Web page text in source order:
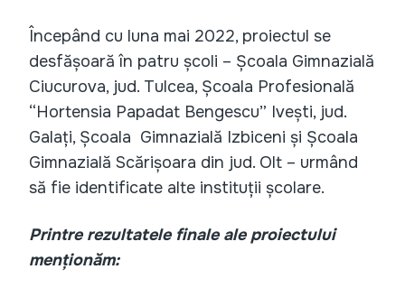
Începând cu luna mai 2022, proiectul se
desfășoară în patru școli – Școala Gimnazială
Ciucurova, jud. Tulcea, Școala Profesională
“Hortensia Papadat Bengescu” Ivești, jud.
Galați, Școala Gimnazială Izbiceni și Școala
Gimnazială Scărișoara din jud. Olt – urmând
să fie identificate alte instituții școlare.
Printre rezultatele finale ale proiectului
menționăm: